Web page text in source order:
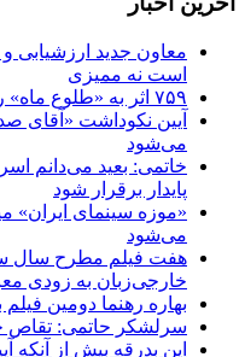
معاون جدید ارزشیابی
است نه ممیزی
۷۵۹ اثر به «طلوع ماه» رسید
آیین نکوداشت «آقای
می‌شود
خاتمی: بعید می‌دانم
پایدار برقرار شود
«موزه سینمای ایران»
می‌شود
هفت فیلم مطرح سال
خارجی‌زبان به زودی
بهاره رهنما دومین
سرلشکر حاتمی: تقاص
این بدرقه بیش از آنکه